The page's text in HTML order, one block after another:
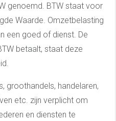
genoemd. BTW staat voor
Waarde. Omzetbelasting
een goed of dienst. De
betaalt, staat deze
groothandels, handelaren,
etc. zijn verplicht om
en diensten te